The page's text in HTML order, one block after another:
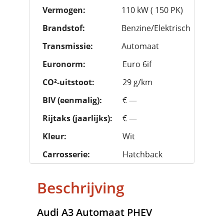
Vermogen:
110 kW ( 150 PK)
Brandstof:
Benzine/Elektrisch
Transmissie:
Automaat
Euronorm:
Euro 6if
CO²-uitstoot:
29 g/km
BIV (eenmalig):
€ —
Rijtaks (jaarlijks):
€ —
Kleur:
Wit
Carrosserie:
Hatchback
Beschrijving
Audi A3 Automaat PHEV